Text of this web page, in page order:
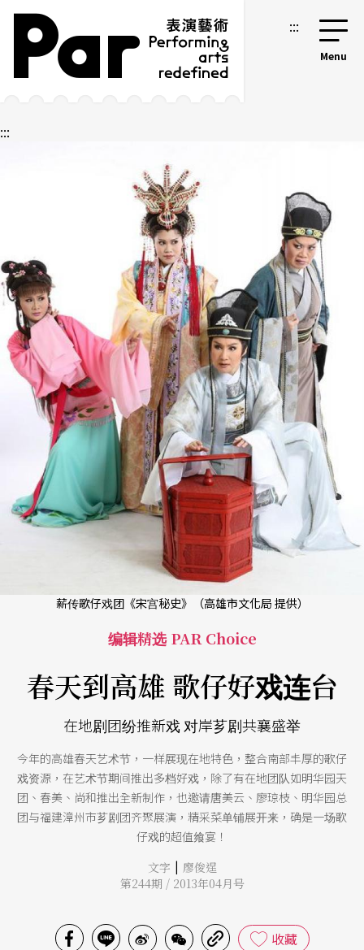
跳到主要内容区块
网站导览 :::
:::
薪传歌仔戏团《宋宫秘史》（高雄市文化局 提供）
编辑精选 PAR Choice
春天到高雄 歌仔好戏连台
在地剧团纷推新戏 对岸芗剧共襄盛举
今年的高雄春天艺术节，一样展现在地特色，整合南部丰厚的歌仔
戏资源，在艺术节期间推出多档好戏，除了有在地团队如明华园天
团、春美、尚和推出全新制作，也邀请唐美云、廖琼枝、明华园总
团与福建漳州市芗剧团齐聚展演，精采菜单铺展开来，确是一场歌
仔戏的超值飨宴！
文字 | 廖俊逞
第244期 / 2013年04月号
收藏